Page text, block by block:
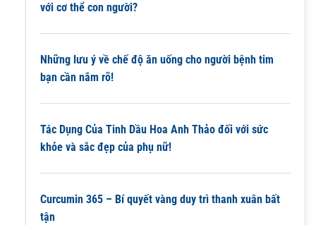
với cơ thể con người?
Những lưu ý về chế độ ăn uống cho người bệnh tim
bạn cần nắm rõ!
Tác Dụng Của Tinh Dầu Hoa Anh Thảo đối với sức
khỏe và sắc đẹp của phụ nữ!
Curcumin 365 – Bí quyết vàng duy trì thanh xuân bất
tận